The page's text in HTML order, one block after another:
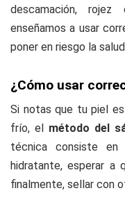
descamación,
enseñamos a usar
poner en riesgo la
¿Cómo usar
Si notas que tu piel
frío, el método del
técnica consiste
hidratante, esperar a
finalmente, sellar con